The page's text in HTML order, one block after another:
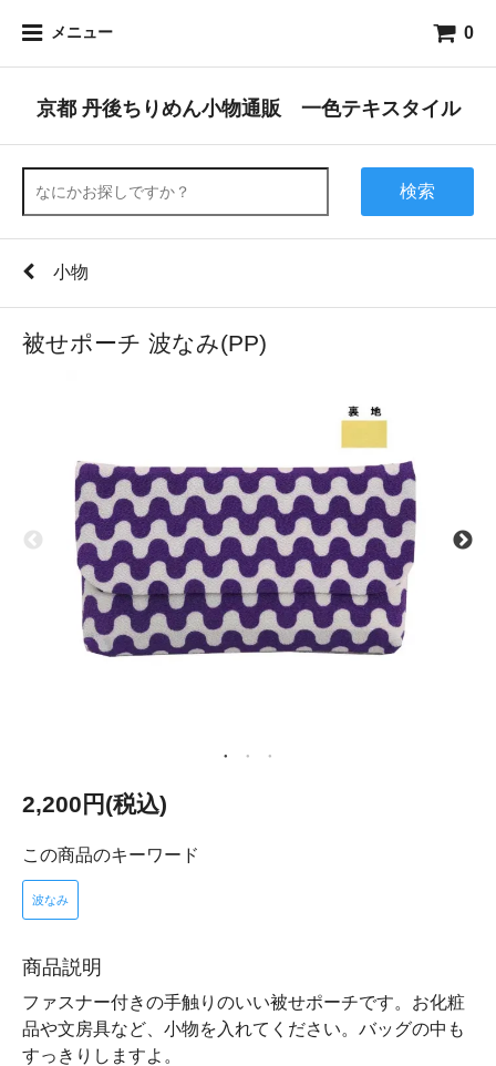
メニュー 0
京都 丹後ちりめん小物通販 一色テキスタイル
検索
小物
被せポーチ 波なみ(PP)
2,200円(税込)
この商品のキーワード
波なみ
商品説明
ファスナー付きの手触りのいい被せポーチです。お化粧
品や文房具など、小物を入れてください。バッグの中も
すっきりしますよ。